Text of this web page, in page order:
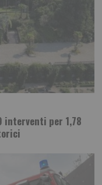
interventi per 1,78